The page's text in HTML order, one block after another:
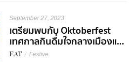
September 27, 2023
เตรียมพบกับ Oktoberfest
เทศกาลกินดื่มใจกลางเมืองแ...
EAT / Festive